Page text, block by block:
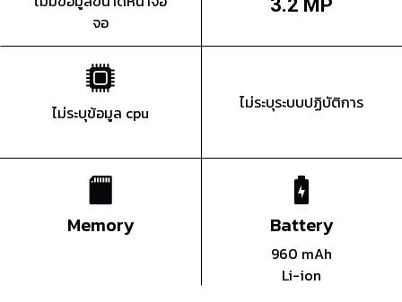
จอ
3.2 MP
ไม่ระบุข้อมูล cpu ไม่ระบุระบบปฏิบัติการ
Memory Battery
960 mAh
Li-ion